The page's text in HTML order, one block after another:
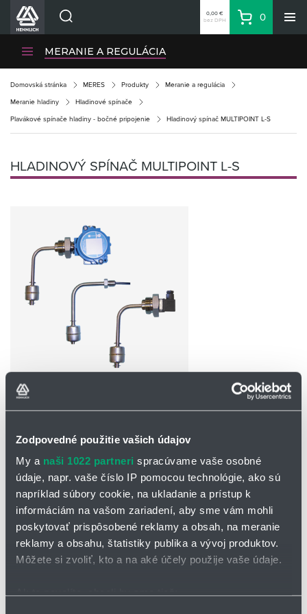
Zodpovedné použitie vašich údajov
My a naši 1022 partneri spracúvame vaše osobné
údaje, napr. vaše číslo IP pomocou technológie, ako sú
napríklad súbory cookie, na ukladanie a prístup k
informáciám na vašom zariadení, aby sme vám mohli
poskytovať prispôsobené reklamy a obsah, na meranie
reklamy a obsahu, štatistiky publika a vývoj produktov.
Môžete si zvoliť, kto a na aké účely použije vaše údaje.
Divízie HENNLICH
Kariéra
Kontakty
Priemyselný park HENNLICH
Nákupný zoznam
Partner Zone
0,00 €
bez DPH
Košík
0
MERANIE A REGULÁCIA
Domovská stránka MERES Produkty Meranie a regulácia
Meranie hladiny Hladinové spínače
Plavákové spínače hladiny - bočné pripojenie Hladinový spínač MULTIPOINT L-S
HLADINOVÝ SPÍNAČ MULTIPOINT L-S
Na stiahnutie
Hladinový spínač MULTIPOINT L-S.pdf
Hladinový spínač MULTIPOINT L-
S_ATEX.pdf
Plavákový hladinový spínač (až 6-hladinový)